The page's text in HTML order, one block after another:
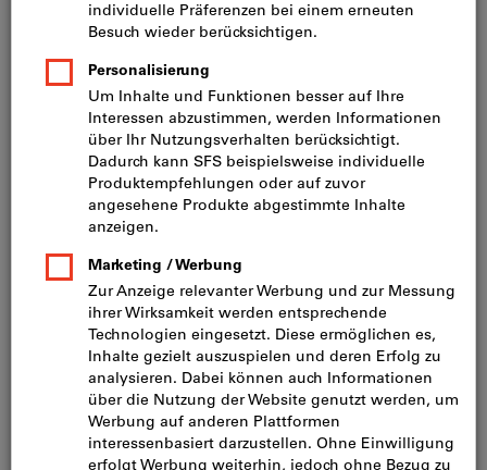
IP55 IP55
In den Warenkorb
Artikel merken Artikel teilen
Produktdetails
Beschreibung